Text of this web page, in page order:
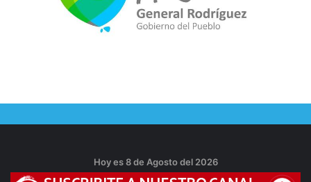
Hoy es 8 de Agosto del 2026